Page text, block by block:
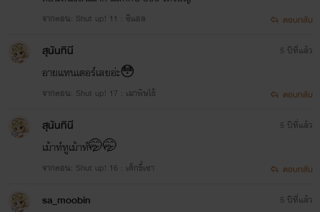
จากตอน: Shut up! 11 : ซีแอล ตอบกลับ
สุนันทินี
อายแทนเตอร์เลยอ่ะ😳
จากตอน: Shut up! 17 : เมาพิษไข้้
5 ปีที่แล้ว
ตอบกลับ
สุนันทินี
เม้าท์ทูเม้าท์🤭🤭
จากตอน: Shut up! 16 : เด็กขี้เซา
5 ปีที่แล้ว
ตอบกลับ
sa_moobin 5 ปีที่แล้ว